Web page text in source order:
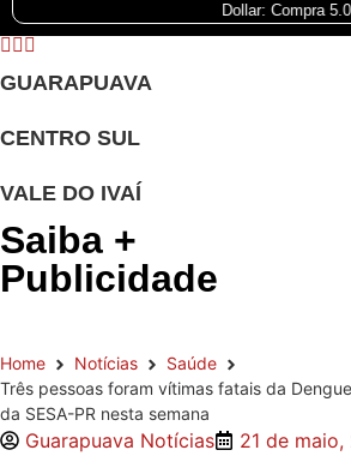
Dollar: Compra
GUARAPUAVA
CENTRO SUL
VALE DO IVAÍ
Saiba +
Publicidade
Home Notícias
Saúde
Três pessoas foram vítimas fatais da
da SESA-PR nesta semana
Guarapuava Notícias 21 de maio,